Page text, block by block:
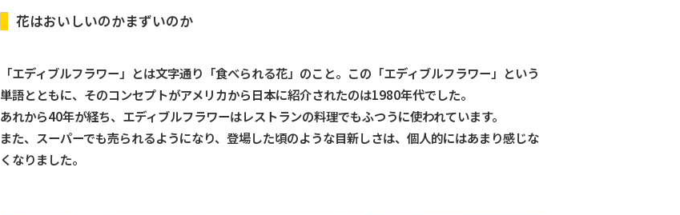
花はおいしいのかまずいのか
「エディブルフラワー」とは文字通り「食べられる花」のこと。この「エディブルフラワー」という
単語とともに、そのコンセプトがアメリカから日本に紹介されたのは1980年代でした。
あれから40年が経ち、エディブルフラワーはレストランの料理でもふつうに使われています。
また、スーパーでも売られるようになり、登場した頃のような目新しさは、個人的にはあまり感じな
くなりました。